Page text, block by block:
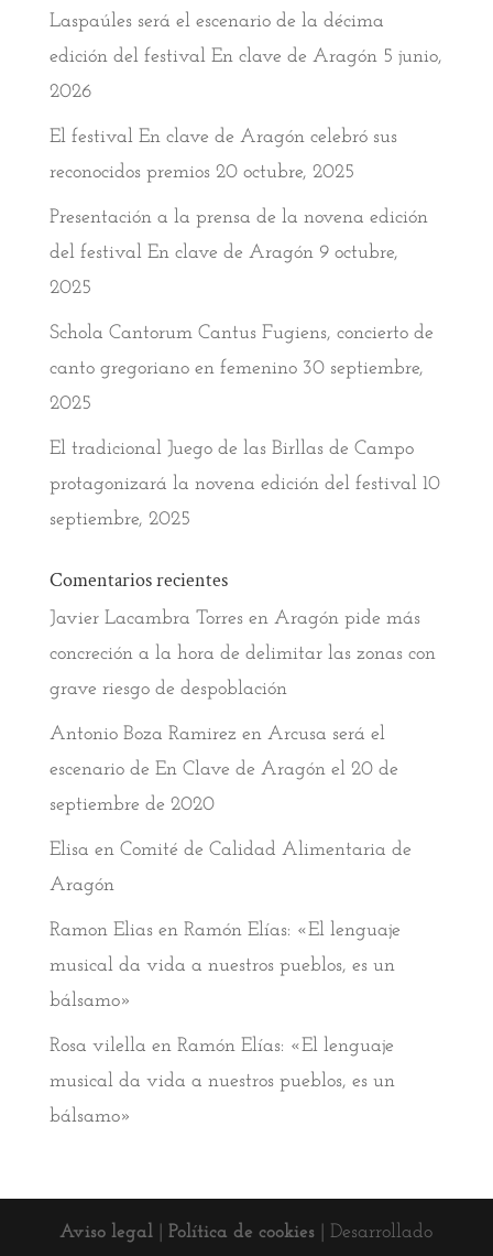
Laspaúles será el escenario de la décima
edición del festival En clave de Aragón 5 junio,
2026
El festival En clave de Aragón celebró sus
reconocidos premios 20 octubre, 2025
Presentación a la prensa de la novena edición
del festival En clave de Aragón 9 octubre,
2025
Schola Cantorum Cantus Fugiens, concierto de
canto gregoriano en femenino 30 septiembre,
2025
El tradicional Juego de las Birllas de Campo
protagonizará la novena edición del festival 10
septiembre, 2025
Comentarios recientes
Javier Lacambra Torresen Aragón pide más
concreción a la hora de delimitar las zonas con
grave riesgo de despoblación
Antonio Boza Ramirez en Arcusa será el
escenario de En Clave de Aragón el 20 de
septiembre de 2020
Elisa en Comité de Calidad Alimentaria de
Aragón
Ramon Eliasen Ramón Elías: «El lenguaje
musical da vida a nuestros pueblos, es un
bálsamo»
Rosa vilella en Ramón Elías: «El lenguaje
musical da vida a nuestros pueblos, es un
bálsamo»
Aviso legal |Política de cookies | Desarrollado